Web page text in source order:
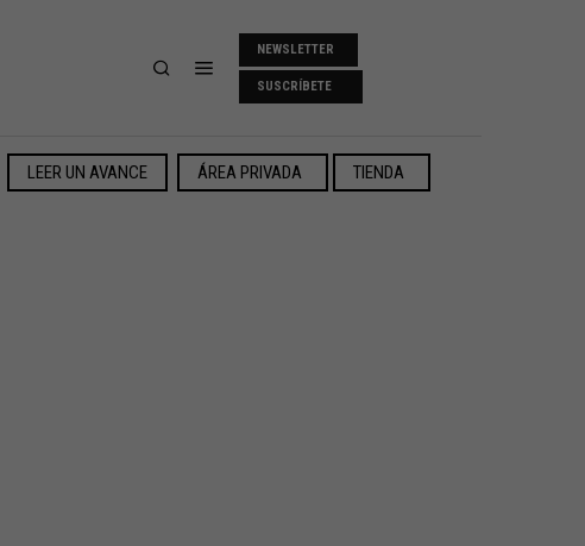
NEWSLETTER
SUSCRÍBETE
LEER UN AVANCE ÁREA PRIVADA TIENDA